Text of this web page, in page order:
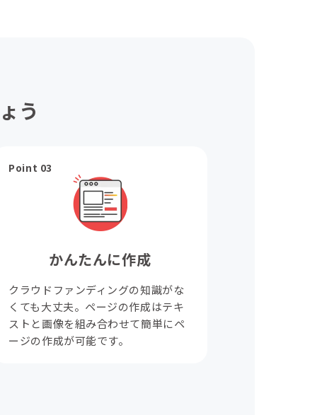
う
Point 03
かんたんに作成
クラウドファンディングの知識がな
くても大丈夫。ページの作成はテキ
ストと画像を組み合わせて簡単にペ
ージの作成が可能です。